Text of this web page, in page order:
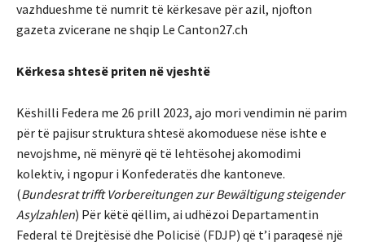
vazhdueshme të numrit të kërkesave për azil, njofton
gazeta zvicerane ne shqip Le Canton27.ch
Kërkesa shtesë priten në vjeshtë
Këshilli Federa me 26 prill 2023, ajo mori vendimin në parim
për të pajisur struktura shtesë akomoduese nëse ishte e
nevojshme, në mënyrë që të lehtësohej akomodimi
kolektiv, i ngopur i Konfederatës dhe kantoneve.
(Bundesrat trifft Vorbereitungen zur Bewältigung steigender
Asylzahlen) Për këtë qëllim, ai udhëzoi Departamentin
Federal të Drejtësisë dhe Policisë (FDJP) që t’i paraqesë një